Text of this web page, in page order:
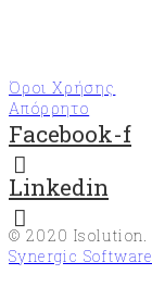
Όροι Χρήσης
Απόρρητο
Facebook-f
Linkedin
© 2020 Isolution
Synergic Software